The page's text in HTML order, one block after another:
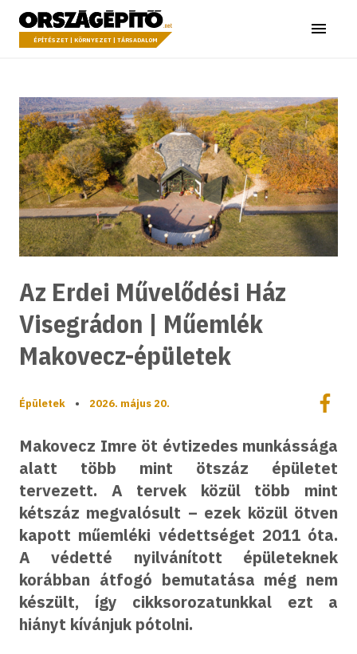
a tartalomhoz
Országépítő
ÉPÍTÉSZET | KÖRNYEZET | TÁRSADALOM Menü
Az Erdei Művelődési Ház
Visegrádon | Műemlék
Makovecz-épületek
Épületek • 2026. május 20.
Makovecz Imre öt évtizedes munkássága
alatt több mint ötszáz épületet
tervezett. A tervek közül több mint
kétszáz megvalósult – ezek közül ötven
kapott műemléki védettséget 2011 óta.
A védetté nyilvánított épületeknek
korábban átfogó bemutatása még nem
készült, így cikksorozatunkkal ezt a
hiányt kívánjuk pótolni.